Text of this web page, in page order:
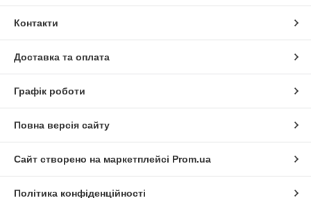
Контакти
Доставка та оплата
Графік роботи
Повна версія сайту
Сайт створено на маркетплейсі Prom.ua
Політика конфіденційності